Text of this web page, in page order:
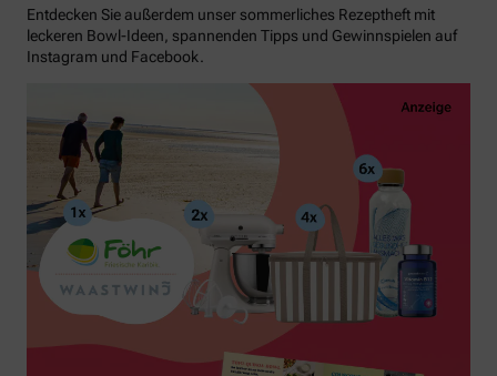
Entdecken Sie außerdem unser sommerliches Rezeptheft mit
leckeren Bowl-Ideen, spannenden Tipps und Gewinnspielen auf
Instagram und Facebook.